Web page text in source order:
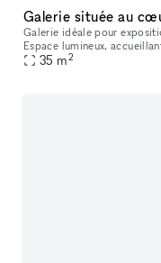
Galerie idéale pour
Espace lumineux,
visibilité dans une rue
35 m2